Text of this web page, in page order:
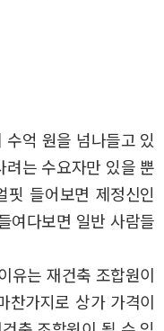
억 원을 넘나들고 있
는 수요자만 있을 뿐
들어보면 제정신인
여다보면 일반 사람들
유는 재건축 조합원이
찬가지로 상가 가격이